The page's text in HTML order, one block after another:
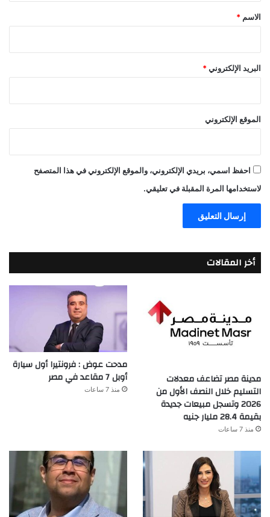
*
الاسم *
البريد الإلكتروني *
الموقع الإلكتروني
احفظ اسمي، بريدي الإلكتروني، والموقع الإلكتروني في هذا المتصفح
لاستخدامها المرة المقبلة في تعليقي.
أخر المقالات
مدينة مصر تضاعف معدلات
التسليم خلال النصف الأول من
2026 وتسجل مبيعات جديدة
بقيمة 28.4 مليار جنيه
منذ 7 ساعات
مدحت عوض : فرونتيرا أول سيارة
أوبل 7 مقاعد في مصر
منذ 7 ساعات